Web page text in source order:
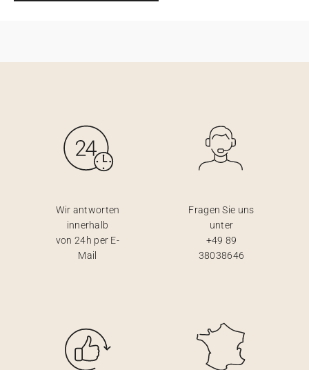
Wir antworten
innerhalb
von 24h per E-
Mail
Fragen Sie uns
unter
+49 89
38038646